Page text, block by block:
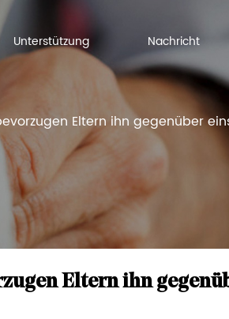
Unterstützung Nachricht
Eltern ihn gegenüber
Eltern ihn